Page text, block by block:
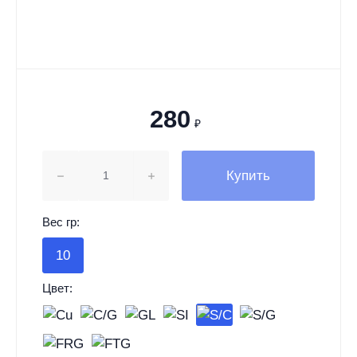
280 ₽
Купить
Вес гр:
10
Цвет: